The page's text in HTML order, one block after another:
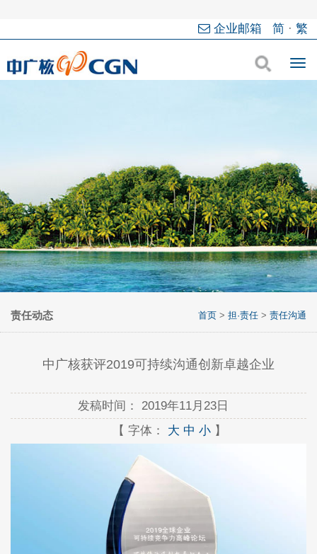
企业邮箱 简· 繁
首页 > 担·责任 > 责任沟通
责任动态
中广核获评2019可持续沟通创新卓越企业
发稿时间： 2019年11月23日
【 字体： 大 中 小】